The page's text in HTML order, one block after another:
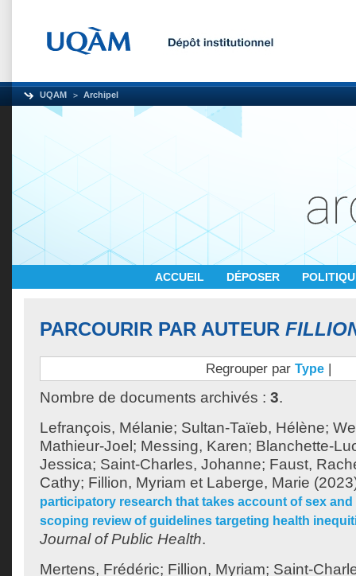
UQAM Archipel
ACCUEIL DÉPOSER
PARCOURIR PAR AUTEUR
Regrouper par Type |
Nombre de documents archivés : 3.
Lefrançois, Mélanie; Sultan-Taïeb, Hélène;
Mathieur-Joel ; Messing, Karen; Blanchette-
Jessica; Saint-Charles, Johanne; Faust,
Cathy; Fillion, Myriam et Laberge, Marie
participatory research that takes account of sex
scoping review of guidelines targeting health
Journal of Public Health.
Mertens, Frédéric; Fillion, Myriam; Saint-